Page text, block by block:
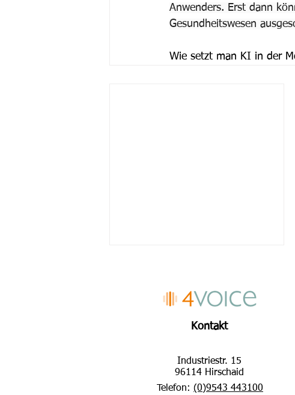
Anwenders. Erst dann
Gesundheitswesen
Wie setzt man KI in der
Kurz und kompakt:
Medizinische Dokumentation
in der Pathologie optimieren -
Kontakt
Industriestr. 15
96114 Hirschaid
Telefon: (0)9543 443100